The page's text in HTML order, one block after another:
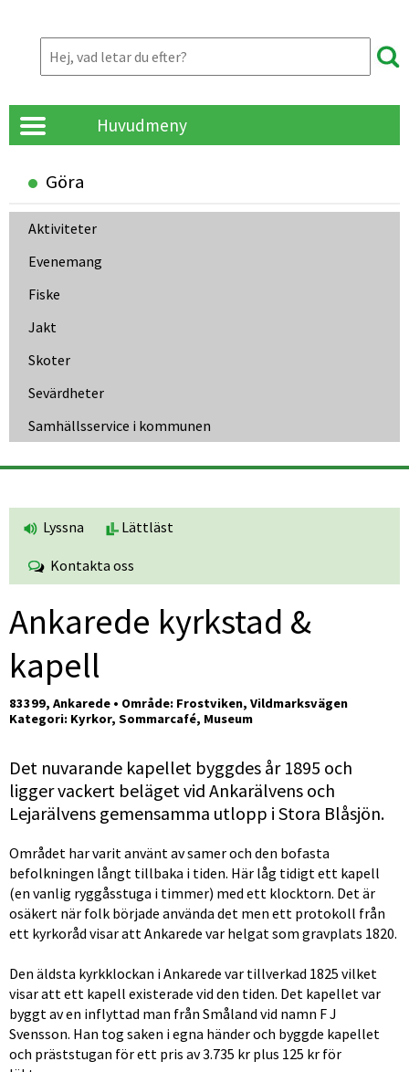
Huvudmeny
Göra
Aktiviteter
Evenemang
Fiske
Jakt
Skoter
Sevärdheter
Samhällsservice i kommunen
Lyssna Lättläst
Kontakta oss
Ankarede kyrkstad &
kapell
83399, Ankarede • Område: Frostviken, Vildmarksvägen
Kategori: Kyrkor, Sommarcafé, Museum
Det nuvarande kapellet byggdes år 1895 och
ligger vackert beläget vid Ankarälvens och
Lejarälvens gemensamma utlopp i Stora Blåsjön.
Området har varit använt av samer och den bofasta
befolkningen långt tillbaka i tiden. Här låg tidigt ett kapell
(en vanlig ryggåsstuga i timmer) med ett klocktorn. Det är
osäkert när folk började använda det men ett protokoll från
ett kyrkoråd visar att Ankarede var helgat som gravplats 1820.
Den äldsta kyrkklockan i Ankarede var tillverkad 1825 vilket
visar att ett kapell existerade vid den tiden. Det kapellet var
byggt av en inflyttad man från Småland vid namn F J
Svensson. Han tog saken i egna händer och byggde kapellet
och präststugan för ett pris av 3.735 kr plus 125 kr för